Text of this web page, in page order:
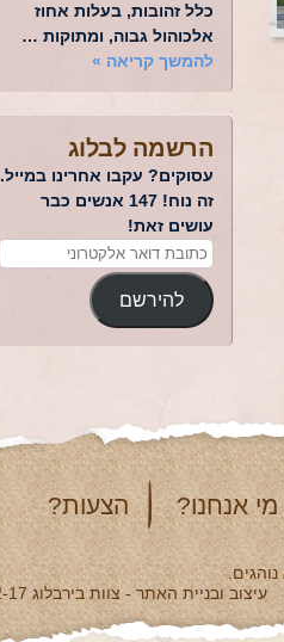
כלל זהובות, בעלות אחוז
אלכוהול גבוה, ומתוקות …
להמשך קריאה »
הרשמה לבלוג
עסוקים? עקבו אחרינו במייל.
זה נוח! 147 אנשים כבר
עושים זאת!
להירשם
מי אנחנו? הצעות?
עיצוב ובניית האתר - צוות בירבלוג 2012-17